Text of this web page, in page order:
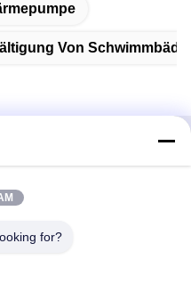
Von
528000, Provinz Guangdong,
for?